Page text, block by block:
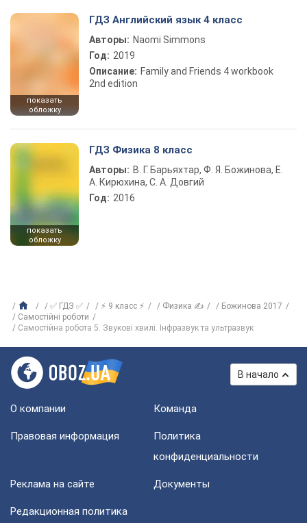
показать
обложку
ГДЗ Английский язык 4 класс
Авторы: Naomi Simmons
Год: 2019
Описание: Family and Friends 4 workbook
2nd edition
показать
обложку
ГДЗ Физика 8 класс
Авторы: В. Г. Барьяхтар, Ф. Я. Божинова, Е.
А. Кирюхина, С. А. Довгий
Год: 2016
✅ ГДЗ ✅ ⚡ 9 класс ⚡ Физика ✍
Божинова 2017
Самостійні роботи
Самостійна робота 5. Звукові хвилі. Інфразвук та ультразвук
В начало
О компании Команда
Правовая информация
Политика
конфиденциальности
Реклама на сайте Документы
Редакционная политика